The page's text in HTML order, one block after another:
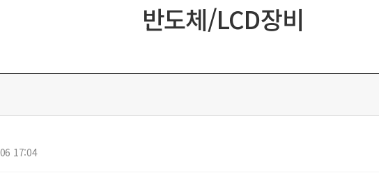
반도체/LCD장비
17:04